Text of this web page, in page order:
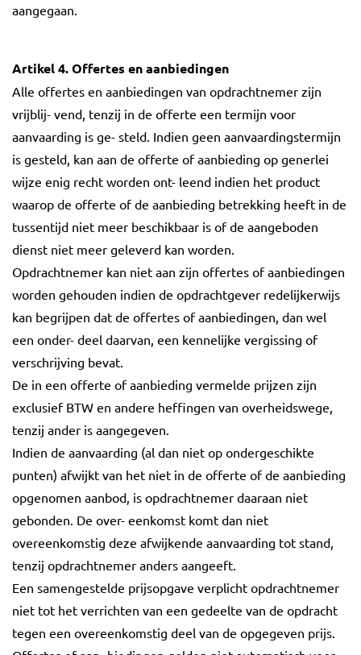
aangegaan.
Artikel 4. Offertes en aanbiedingen
Alle offertes en aanbiedingen van opdrachtnemer zijn
vrijblij- vend, tenzij in de offerte een termijn voor
aanvaarding is ge- steld. Indien geen aanvaardingstermijn
is gesteld, kan aan de offerte of aanbieding op generlei
wijze enig recht worden ont- leend indien het product
waarop de offerte of de aanbieding betrekking heeft in de
tussentijd niet meer beschikbaar is of de aangeboden
dienst niet meer geleverd kan worden.
Opdrachtnemer kan niet aan zijn offertes of aanbiedingen
worden gehouden indien de opdrachtgever redelijkerwijs
kan begrijpen dat de offertes of aanbiedingen, dan wel
een onder- deel daarvan, een kennelijke vergissing of
verschrijving bevat.
De in een offerte of aanbieding vermelde prijzen zijn
exclusief BTW en andere heffingen van overheidswege,
tenzij ander is aangegeven.
Indien de aanvaarding (al dan niet op ondergeschikte
punten) afwijkt van het niet in de offerte of de aanbieding
opgenomen aanbod, is opdrachtnemer daaraan niet
gebonden. De over- eenkomst komt dan niet
overeenkomstig deze afwijkende aanvaarding tot stand,
tenzij opdrachtnemer anders aangeeft.
Een samengestelde prijsopgave verplicht opdrachtnemer
niet tot het verrichten van een gedeelte van de opdracht
tegen een overeenkomstig deel van de opgegeven prijs.